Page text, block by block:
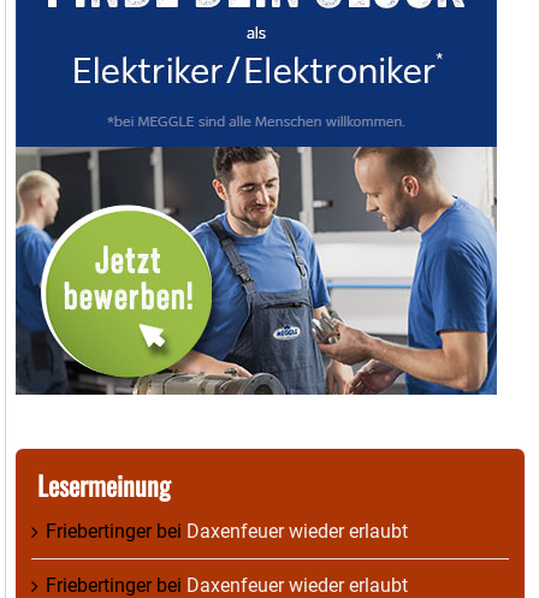
Lesermeinung
Friebertingerbei Daxenfeuer wieder erlaubt
Friebertingerbei Daxenfeuer wieder erlaubt